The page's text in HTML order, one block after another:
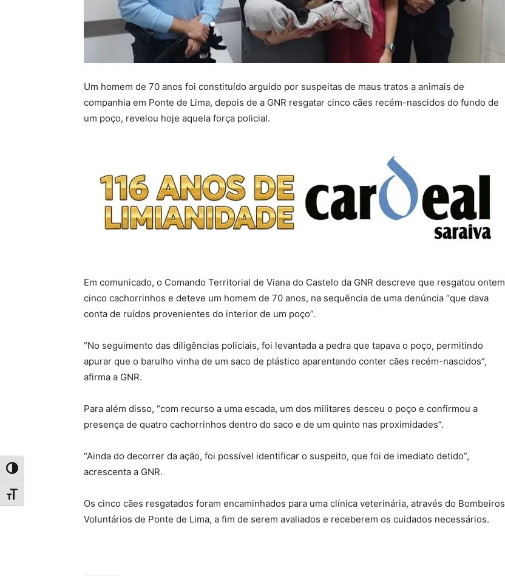
Toggle High Contrast
Toggle Font size
Um homem de 70 anos foi constituído arguido por suspeitas de maus tratos a animais de
companhia em Ponte de Lima, depois de a GNR resgatar cinco cães recém-nascidos do fundo de
um poço, revelou hoje aquela força policial.
Em comunicado, o Comando Territorial de Viana do Castelo da GNR descreve que resgatou ontem
cinco cachorrinhos e deteve um homem de 70 anos, na sequência de uma denúncia “que dava
conta de ruídos provenientes do interior de um poço”.
“No seguimento das diligências policiais, foi levantada a pedra que tapava o poço, permitindo
apurar que o barulho vinha de um saco de plástico aparentando conter cães recém-nascidos”,
afirma a GNR.
Para além disso, “com recurso a uma escada, um dos militares desceu o poço e confirmou a
presença de quatro cachorrinhos dentro do saco e de um quinto nas proximidades”.
“Ainda do decorrer da ação, foi possível identificar o suspeito, que foi de imediato detido”,
acrescenta a GNR.
Os cinco cães resgatados foram encaminhados para uma clínica veterinária, através do Bombeiros
Voluntários de Ponte de Lima, a fim de serem avaliados e receberem os cuidados necessários.